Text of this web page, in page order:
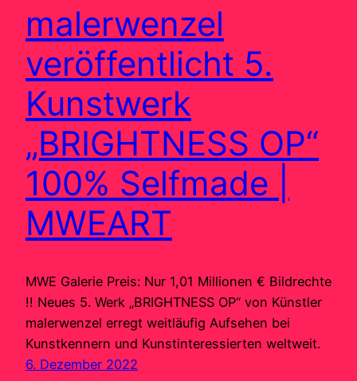
malerwenzel
veröffentlicht 5.
Kunstwerk
„BRIGHTNESS OP“
100% Selfmade |
MWEART
MWE Galerie Preis: Nur 1,01 Millionen € Bildrechte
!! Neues 5. Werk „BRIGHTNESS OP“ von Künstler
malerwenzel erregt weitläufig Aufsehen bei
Kunstkennern und Kunstinteressierten weltweit.
6. Dezember 2022